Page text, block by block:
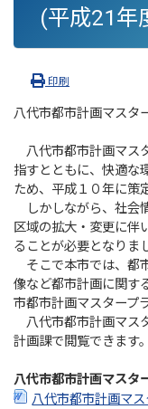
(平成21年
印刷
八代市都市計画マスタ
八代市都市計画マス
指すとともに、快適な
ため、平成１０年に策
しかしながら、社会
区域の拡大・変更に伴
ることが必要となりま
そこで本市では、都
像など都市計画に関す
市都市計画マスタープ
八代市都市計画マス
計画課で閲覧できます。
八代市都市計画マスタ
八代市都市計画マ